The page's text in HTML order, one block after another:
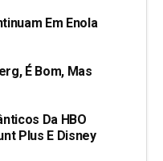
Em Enola
É Bom, Mas
Da HBO
Plus E Disney